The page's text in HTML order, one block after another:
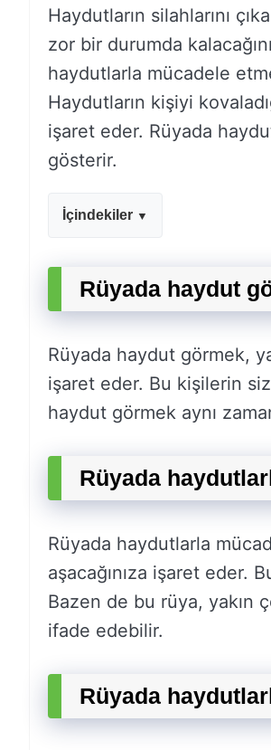
Haydutların silahlarını
zor bir durumda
haydutlarla mücadele
Haydutların kişiyi
işaret eder. Rüyada
gösterir.
İçindekiler
Rüyada haydut
Rüyada haydut görmek,
işaret eder. Bu kişilerin
haydut görmek aynı
Rüyada
Rüyada haydutlarla
aşacağınıza işaret eder.
Bazen de bu rüya, yakın
ifade edebilir.
Rüyada